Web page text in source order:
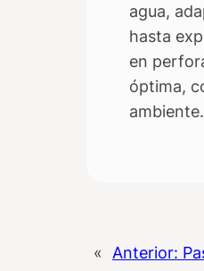
agua,
hasta
en
óptima,
ambiente.
« Anterior: